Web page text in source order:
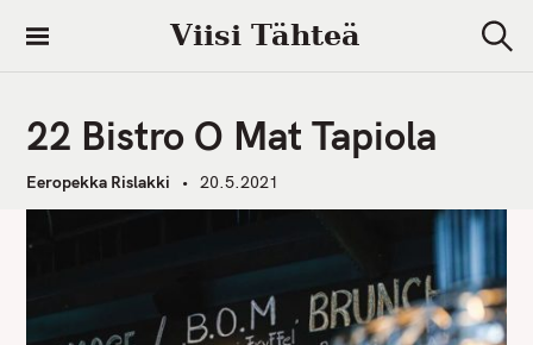
i
Viisi Tähteä
e
22 Bistro O Mat Tapiola
Eeropekka Rislakki 20.5.2021